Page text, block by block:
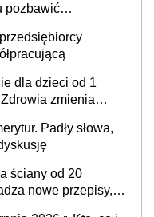
pozbawić
dla dzieci od 1
zmienia
Padły słowa,
ściany od 20
nowe przepisy,